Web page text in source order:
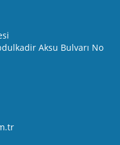
Aksu Bulvarı No